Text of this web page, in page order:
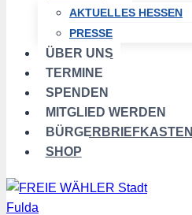
AKTUELLES HESSEN
PRESSE
ÜBER UNS
TERMINE
SPENDEN
MITGLIED WERDEN
BÜRGERBRIEFKASTEN
SHOP